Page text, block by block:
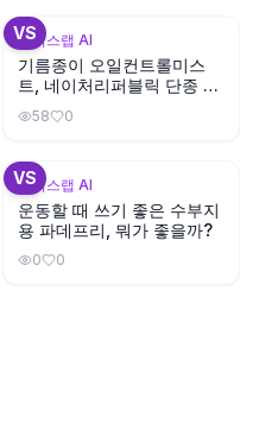
VS
뷰틱스랩 AI
기름종이 오일컨트롤미스
트, 네이처리퍼블릭 단종 대
58 0
VS
뷰틱스랩 AI
운동할 때 쓰기 좋은 수부지
용 파데프리, 뭐가 좋을까?
0 0